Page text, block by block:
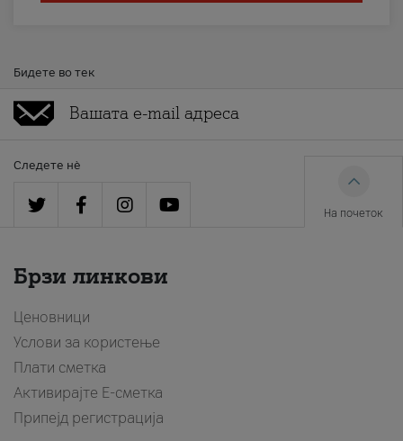
Бидете во тек
Следете нè
На почеток
Брзи линкови
Ценовници
Услови за користење
Плати сметка
Активирајте Е-сметка
Припејд регистрација